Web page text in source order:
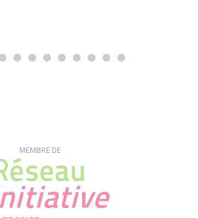
MEMBRE DE